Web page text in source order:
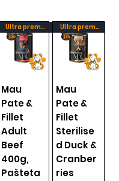
Ultra premium
Mau
Pate &
Fillet
Adult
Beef
400g,
Pašteta
Ultra premium
Mau
Pate &
Fillet
Sterilise
d Duck &
Cranber
ries